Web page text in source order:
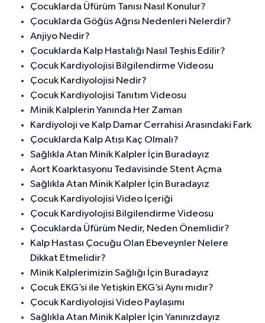
Çocuklarda Üfürüm Tanısı Nasıl Konulur?
Çocuklarda Göğüs Ağrısı Nedenleri Nelerdir?
Anjiyo Nedir?
Çocuklarda Kalp Hastalığı Nasıl Teşhis Edilir?
Çocuk Kardiyolojisi Bilgilendirme Videosu
Çocuk Kardiyolojisi Nedir?
Çocuk Kardiyolojisi Tanıtım Videosu
Minik Kalplerin Yanında Her Zaman
Kardiyoloji ve Kalp Damar Cerrahisi Arasındaki Fark
Çocuklarda Kalp Atışı Kaç Olmalı?
Sağlıkla Atan Minik Kalpler İçin Buradayız
Aort Koarktasyonu Tedavisinde Stent Açma
Sağlıkla Atan Minik Kalpler İçin Buradayız
Çocuk Kardiyolojisi Video İçeriği
Çocuk Kardiyolojisi Bilgilendirme Videosu
Çocuklarda Üfürüm Nedir, Neden Önemlidir?
Kalp Hastası Çocuğu Olan Ebeveynler Nelere
Dikkat Etmelidir?
Minik Kalplerimizin Sağlığı İçin Buradayız
Çocuk EKG’si ile Yetişkin EKG’si Aynı mıdır?
Çocuk Kardiyolojisi Video Paylaşımı
Sağlıkla Atan Minik Kalpler İçin Yanınızdayız